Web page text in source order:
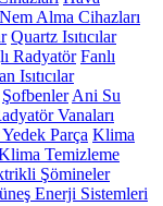
Nem Alma Cihazları
Quartz Isıtıcılar
Radyatör Fanlı
Isıtıcılar
Şofbenler Ani Su
Vanaları
Parça Klima
Temizleme
Şömineler
Enerji Sistemleri